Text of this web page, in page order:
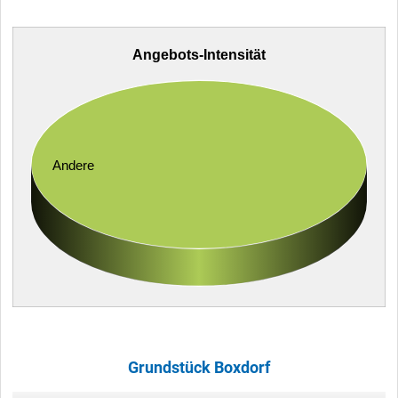
Angebots-Intensität
Andere
Grundstück Boxdorf